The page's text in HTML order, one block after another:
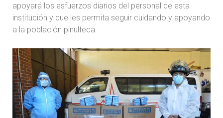
apoyará los esfuerzos diarios del personal de esta
institución y que les permita seguir cuidando y apoyando
a la población pinulteca.